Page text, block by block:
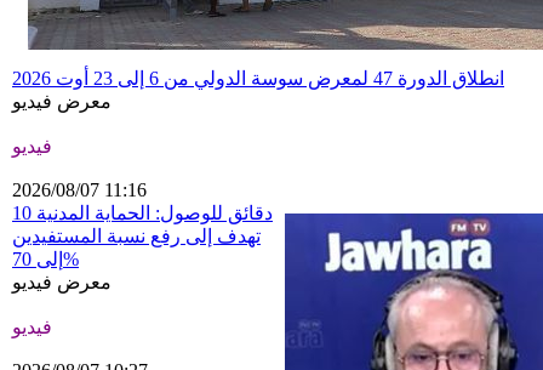
انطلاق الدورة 47 لمعرض سوسة الدولي من 6 إلى 23 أوت 2026
معرض فيديو
فيديو
2026/08/07 11:16
10 دقائق للوصول: الحماية المدنية
تهدف إلى رفع نسبة المستفيدين
إلى 70%
معرض فيديو
فيديو